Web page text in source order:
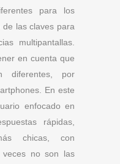
para los
las claves para
multipantallas.
en cuenta que
diferentes, por
En este
enfocado en
rápidas,
chicas, con
veces no son las